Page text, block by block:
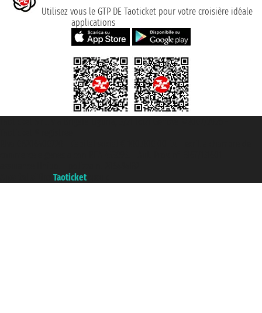
Utilisez vous le GTP DE Taoticket pour votre croisière idéale
applications
Taoticket